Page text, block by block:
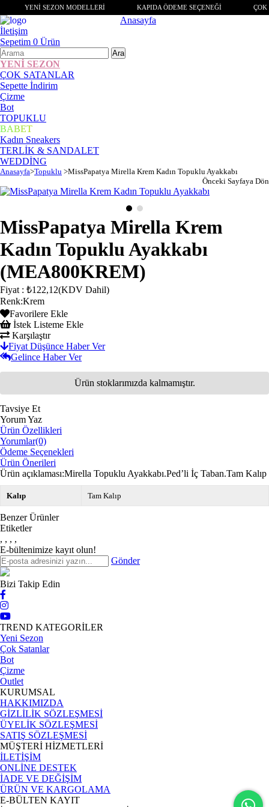
YENİ SEZON MODELLERİ KAPIDA ÖDEME SEÇENEĞİ ÇOK
Anasayfa
İletişim
Sepetim 0 Ürün
YENİ SEZON
ÇOK SATANLAR
Sepette İndirim
Çizme
Bot
TOPUKLU
BABET
Kadın Sneakers
TERLİK & SANDALET
WEDDİNG
Anasayfa>Topuklu >MissPapatya Mirella Krem Kadın Topuklu Ayakkabı
Önceki Sayfaya Dön
MissPapatya Mirella Krem
Kadın Topuklu Ayakkabı
(MEA800KREM)
Fiyat : ₺122,12(KDV Dahil)
Renk:Krem
Favorilere Ekle
İstek Listeme Ekle
Karşılaştır
Fiyat Düşünce Haber Ver
Gelince Haber Ver
Ürün stoklarımızda kalmamıştır.
Tavsiye Et
Yorum Yaz
Ürün Özellikleri
Yorumlar(0)
Ödeme Seçenekleri
Ürün Önerileri
Ürün açıklaması:Mirella Topuklu Ayakkabı.Ped’li İç Taban.Tam Kalıp
Kalıp Tam Kalıp
Benzer Ürünler
Etiketler
, , , ,
E-bültenimize kayıt olun!
Gönder
Bizi Takip Edin
TREND KATEGORİLER
Yeni Sezon
Çok Satanlar
Bot
Çizme
Outlet
KURUMSAL
HAKKIMIZDA
GİZLİLİK SÖZLEŞMESİ
ÜYELİK SÖZLEŞMESİ
SATIŞ SÖZLEŞMESİ
MÜŞTERİ HİZMETLERİ
İLETİŞİM
ONLİNE DESTEK
İADE VE DEĞİŞİM
ÜRÜN VE KARGOLAMA
E-BÜLTEN KAYIT